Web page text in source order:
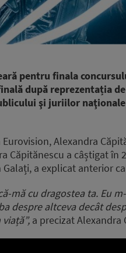
pentru finala
după reprezentația
şi juriilor
Alexandra
Căpitănescu a câștigat în
a explicat anterior
mă cu dragostea ta. Eu
despre altceva decât
a precizat Alexandra